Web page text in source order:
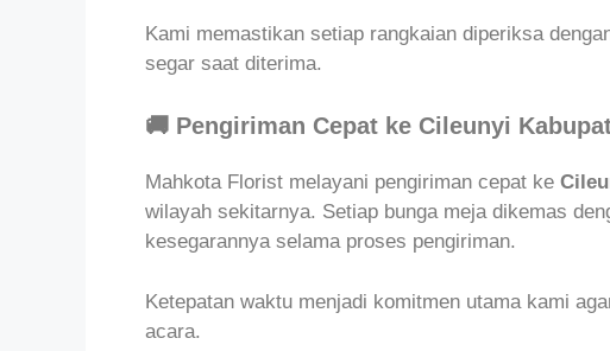
Kami memastikan setiap rangkaian diperiksa
segar saat diterima.
🚚 Pengiriman Cepat ke Cileunyi
Mahkota Florist melayani pengiriman cepat ke
wilayah sekitarnya. Setiap bunga meja dikemas
kesegarannya selama proses pengiriman.
Ketepatan waktu menjadi komitmen utama kami
acara.